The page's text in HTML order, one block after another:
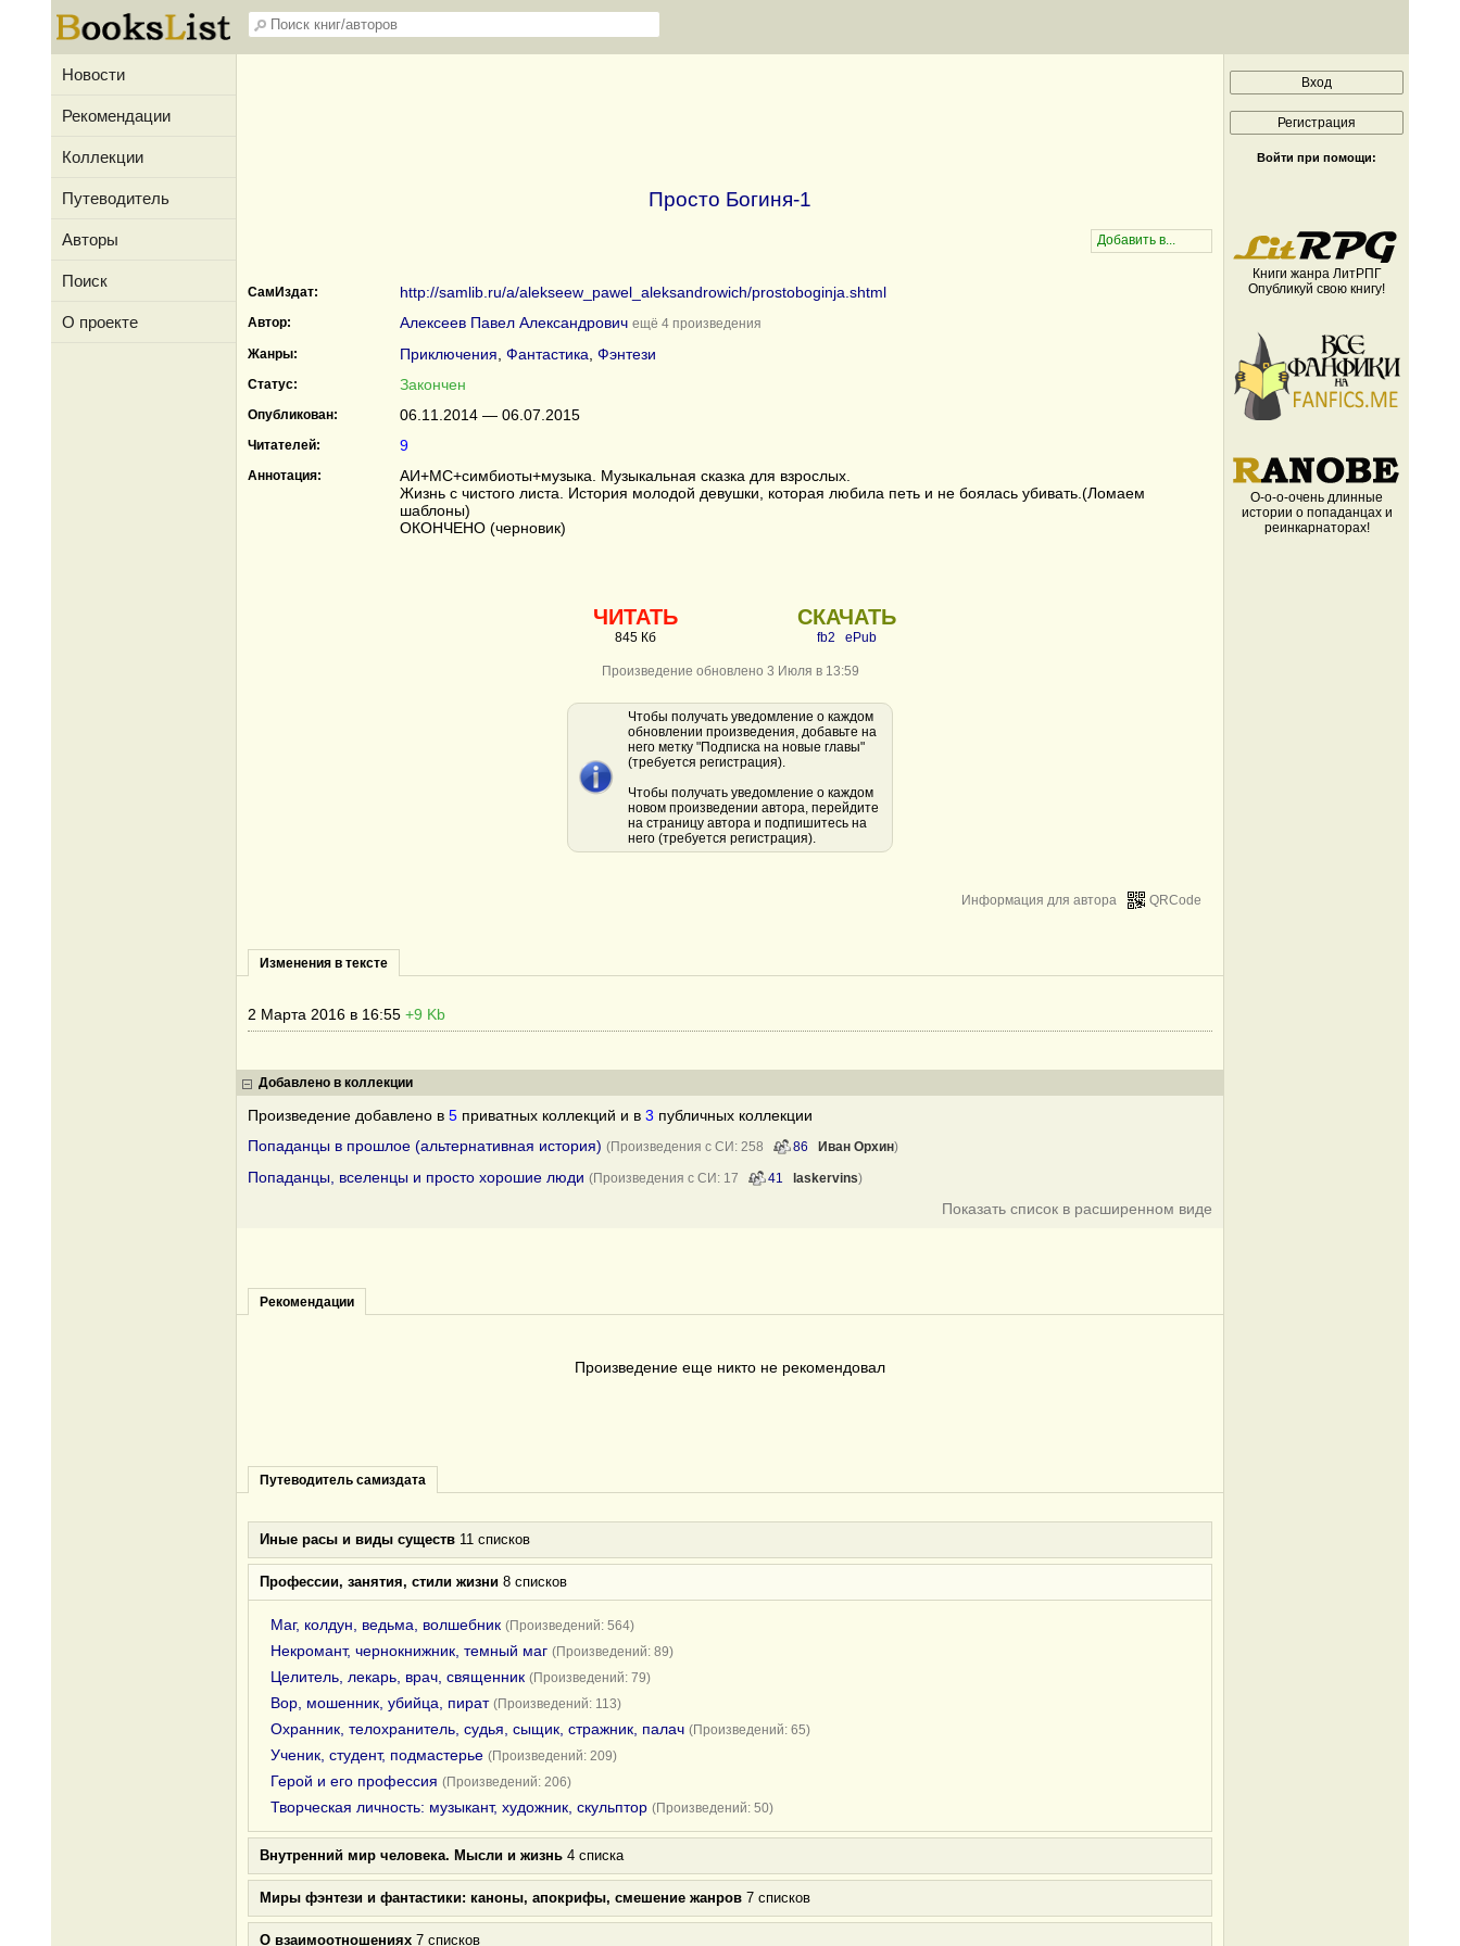
Новости
Рекомендации
Коллекции
Путеводитель
Авторы
Поиск
О проекте
Просто Богиня-1
СамИздат: http://samlib.ru/a/alekseew_pawel_aleksandrowich/prostoboginja.shtml
Автор: Алексеев Павел Александрович ещё 4 произведения
Жанры:
Приключения Фантастика Фэнтези
Статус: Закончен
Опубликован: 06.11.2014 — 06.07.2015
Читателей: 9
Аннотация:
АИ+МС+симбиоты+музыка. Музыкальная сказка для взрослых.
Жизнь с чистого листа. История молодой девушки, которая любила петь и не боялась убивать.(Ломаем
шаблоны)
ОКОНЧЕНО (черновик)
ЧИТАТЬ
845 Кб
СКАЧАТЬ
fb2 ePub
Произведение обновлено 3 Июля в 13:59
Чтобы получать уведомление о каждом
обновлении произведения, добавьте на
него метку "Подписка на новые главы"
(требуется регистрация).
Чтобы получать уведомление о каждом
новом произведении автора, перейдите
на страницу автора и подпишитесь на
него (требуется регистрация).
QRCode
Информация для автора
Изменения в тексте
2 Марта 2016 в 16:55 +9 Kb
Добавлено в коллекции
Произведение добавлено в 5 приватных коллекций и в 3 публичных коллекции
Попаданцы в прошлое (альтернативная история) (Произведения с СИ: 258 86 Иван Орхин)
Попаданцы, вселенцы и просто хорошие люди (Произведения с СИ: 17 41 laskervins)
Показать список в расширенном виде
Рекомендации
Произведение еще никто не рекомендовал
Путеводитель самиздата
Иные расы и виды существ 11 списков
Профессии, занятия, стили жизни 8 списков
Маг, колдун, ведьма, волшебник (Произведений: 564)
Некромант, чернокнижник, темный маг (Произведений: 89)
Целитель, лекарь, врач, священник (Произведений: 79)
Вор, мошенник, убийца, пират (Произведений: 113)
Охранник, телохранитель, судья, сыщик, стражник, палач (Произведений: 65)
Ученик, студент, подмастерье (Произведений: 209)
Герой и его профессия (Произведений: 206)
Творческая личность: музыкант, художник, скульптор (Произведений: 50)
Внутренний мир человека. Мысли и жизнь 4 списка
Миры фэнтези и фантастики: каноны, апокрифы, смешение жанров 7 списков
О взаимоотношениях 7 списков
Войти при помощи:
Книги жанра ЛитРПГ
Опубликуй свою книгу!
О-о-о-очень длинные
истории о попаданцах и
реинкарнаторах!